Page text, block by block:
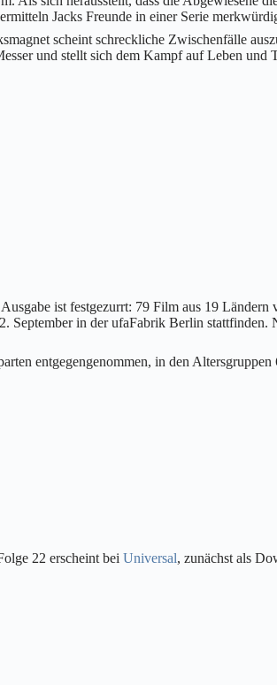
Jacks Freunde in einer Serie
scheint schreckliche Zwischenfälle
und stellt sich dem Kampf auf Leben
ist festgezurrt: 79 Film aus 19
in der ufaFabrik Berlin
entgegengenommen, in den Altersgruppen
22 erscheint bei Universal, zunächst als